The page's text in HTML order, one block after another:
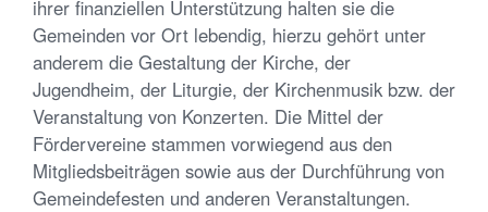
ihrer finanziellen Unterstützung halten sie die
Gemeinden vor Ort lebendig, hierzu gehört unter
anderem die Gestaltung der Kirche, der
Jugendheim, der Liturgie, der Kirchenmusik bzw. der
Veranstaltung von Konzerten. Die Mittel der
Fördervereine stammen vorwiegend aus den
Mitgliedsbeiträgen sowie aus der Durchführung von
Gemeindefesten und anderen Veranstaltungen.